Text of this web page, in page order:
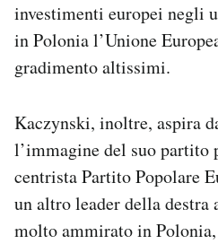
investimenti europei negli
in Polonia l’Unione
gradimento altissimi.
Kaczynski, inoltre, aspira
l’immagine del suo partito
centrista Partito Popolare
un altro leader della destra
molto ammirato in